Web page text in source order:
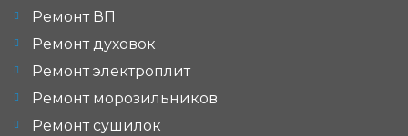
Ремонт ВП
Ремонт духовок
Ремонт электроплит
Ремонт морозильников
Ремонт сушилок